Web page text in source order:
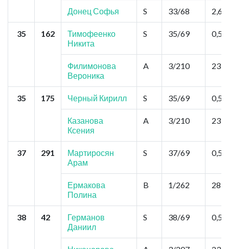
Донец Софья S 33/68 2,6
35 162
Тимофеенко
Никита
S 35/69 0,52
Филимонова
Вероника
A 3/210 23,4
35 175 Черный Кирилл S 35/69 0,52
Казанова
Ксения
A 3/210 23,4
37 291
Мартиросян
Арам
S 37/69 0,52
Ермакова
Полина
B 1/262 28,6
38 42
Германов
Даниил
S 38/69 0,52